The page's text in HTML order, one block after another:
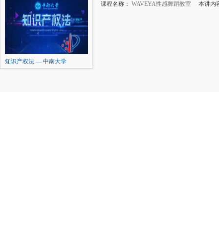
知识产权法 — 中南大学
课程名称： WAVEYA性感舞蹈教室 本讲内